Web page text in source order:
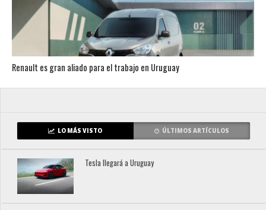
Renault es gran aliado para el trabajo en Uruguay
LO MÁS VISTO ÚLTIMOS ARTÍCULOS
Tesla llegará a Uruguay